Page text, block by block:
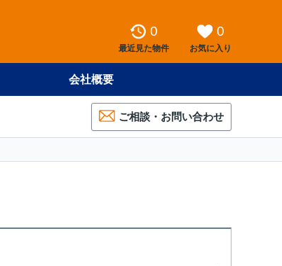
0
最近見た物件
0
お気に入り
会社概要
ご相談・お問い合わせ